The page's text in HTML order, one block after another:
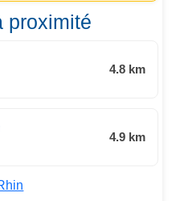
proximité
4.8 km
4.9 km